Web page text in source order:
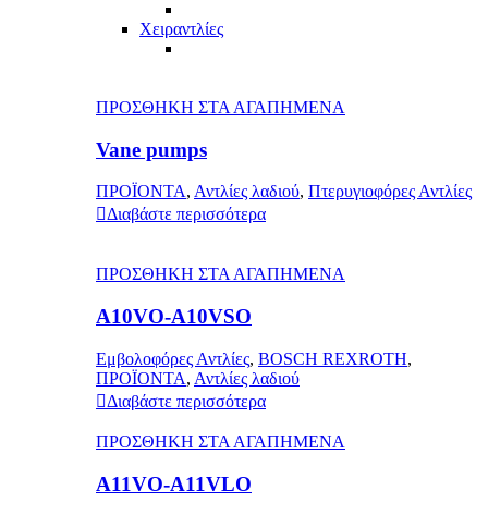
Χειραντλίες
ΠΡΟΣΘΗΚΗ ΣΤΑ ΑΓΑΠΗΜΕΝΑ
Vane pumps
ΠΡΟΪΟΝΤΑ, Αντλίες λαδιού, Πτερυγιοφόρες Αντλίες
Διαβάστε περισσότερα
ΠΡΟΣΘΗΚΗ ΣΤΑ ΑΓΑΠΗΜΕΝΑ
A10VO-A10VSO
Εμβολοφόρες Αντλίες, BOSCH REXROTH,
ΠΡΟΪΟΝΤΑ, Αντλίες λαδιού
Διαβάστε περισσότερα
ΠΡΟΣΘΗΚΗ ΣΤΑ ΑΓΑΠΗΜΕΝΑ
A11VO-A11VLO